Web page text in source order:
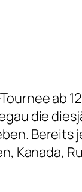
ab
die
Bereits
Kanada,